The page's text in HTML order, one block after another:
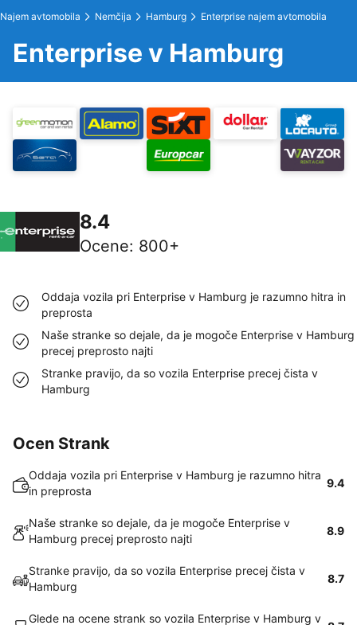
Najem avtomobila Nemčija Hamburg Enterprise najem avtomobila
Enterprise v Hamburg
8.4
Ocene: 800+
Oddaja vozila pri Enterprise v Hamburg je razumno hitra in
preprosta
Naše stranke so dejale, da je mogoče Enterprise v Hamburg
precej preprosto najti
Stranke pravijo, da so vozila Enterprise precej čista v
Hamburg
Ocen Strank
Oddaja vozila pri Enterprise v Hamburg je razumno hitra
in preprosta
9.4
Naše stranke so dejale, da je mogoče Enterprise v
Hamburg precej preprosto najti
8.9
Stranke pravijo, da so vozila Enterprise precej čista v
Hamburg
8.7
Glede na ocene strank so vozila Enterprise v Hamburg v